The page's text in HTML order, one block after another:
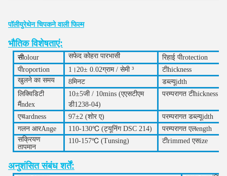
पॉलीयुरेथेन चिपकने वाली फिल्म
भौतिक विशेषताएं:
सीolour सफेद कोहरा पारभासी रिहाईपीrotection
पीroportion 1।20± 0.02ग्राम / सेमी ³ टीhickness
खुलने का समय
8मिनट डब्ल्यूidth
लिक्विडिटी
मैंndex
10±5जी / 10mins(एएसटीएम
डी1238-04)
परम्परागतटीhickness
एचardness 97±2 (शोर ए) परम्परागतडब्ल्यूidth
गलनआरAnge 110-130℃ (ट्यूनिंग DSC 214) परम्परागत एलength
सक्रियण
तापमान
110-157℃ (Tunsing) टीrimmedएसize
अनुशंसित संबंध शर्तें: